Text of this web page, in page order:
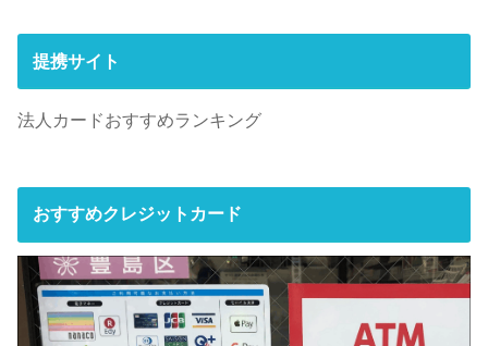
提携サイト
法人カードおすすめランキング
おすすめクレジットカード